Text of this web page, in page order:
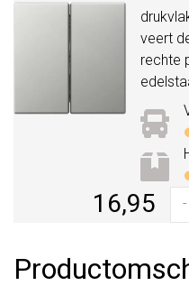
veert
rechte
16,95 -